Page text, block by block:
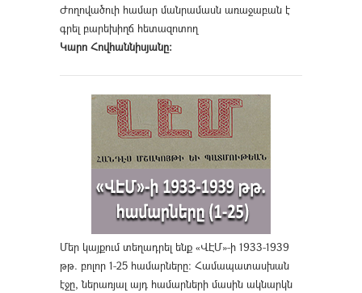
Ժողովածուի համար մանրամասն առաջաբան է
գրել բարեխիղճ հետազոտող
Կարո Հովհաննիսյանը։
Մեր կայքում տեղադրել ենք «ՎԷՄ»-ի 1933-1939
թթ. բոլոր 1-25 համարները։ Համապատասխան
էջը, ներառյալ այդ համարների մասին ակնարկն